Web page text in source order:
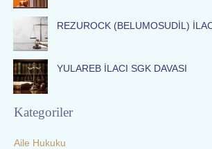
REZUROCK (BELUMOSUDİL)
YULAREB İLACI SGK DAVASI
Kategoriler
Aile Hukuku